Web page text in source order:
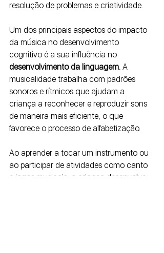
resolução de problemas e criatividade.
Um dos principais aspectos do impacto
da música no desenvolvimento
cognitivo é a sua influência no
desenvolvimento da linguagem. A
musicalidade trabalha com padrões
sonoros e rítmicos que ajudam a
criança a reconhecer e reproduzir sons
de maneira mais eficiente, o que
favorece o processo de alfabetização.
Ao aprender a tocar um instrumento ou
ao participar de atividades como canto
e jogos musicais, a criança desenvolve